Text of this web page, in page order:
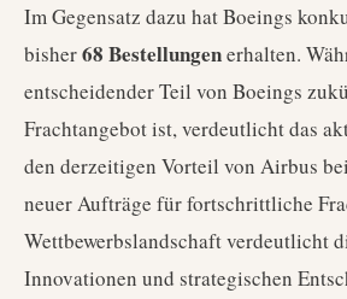
Im Gegensatz dazu hat Boeings
bisher68 Bestellungenerhalten.
entscheidender Teil von Boeings
Frachtangebot ist, verdeutlicht das
den derzeitigen Vorteil von Airbus
neuer Aufträge für fortschrittliche
Wettbewerbslandschaft verdeutlicht
Innovationen und strategischen